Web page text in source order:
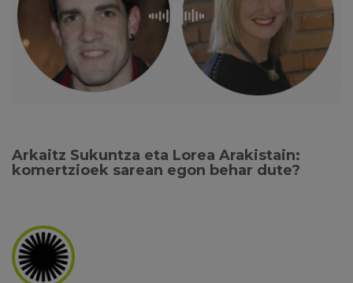
Arkaitz Sukuntza eta Lorea Arakistain:
komertzioek sarean egon behar dute?